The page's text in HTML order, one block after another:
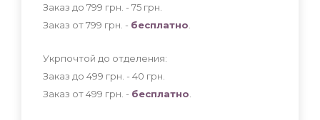
Заказ до 799 грн. - 75 грн
Заказ от 799 грн. - бесплатно
Укрпочтой до отделения:
Заказ до 499 грн. - 40 грн
Заказ от 499 грн. - бесплатно